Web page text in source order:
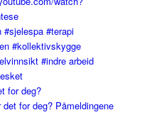
for deg?